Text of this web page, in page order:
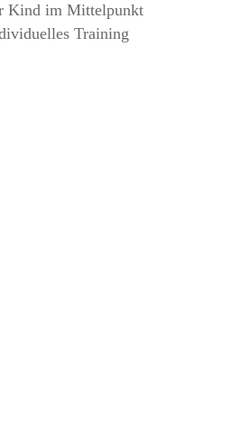
Kind im Mittelpunkt
Training